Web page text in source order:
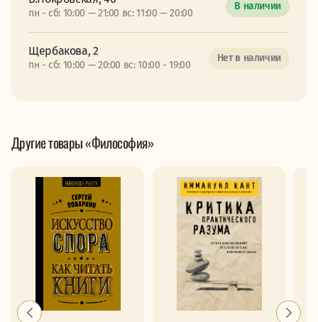
пн - сб: 10:00 — 21:00 вс: 11:00 — 20:00
В наличии
Щербакова, 2
пн - сб: 10:00 — 20:00 вс: 10:00 - 19:00
Нет в наличии
Другие товары «Философия»